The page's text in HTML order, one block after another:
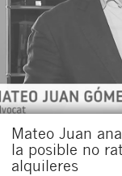
Mateo Juan
la posible no
alquileres